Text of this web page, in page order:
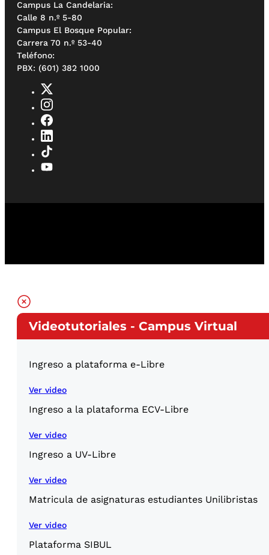
Campus La Candelaria:
Calle 8 n.º 5-80
Campus El Bosque Popular:
Carrera 70 n.º 53-40
Teléfono:
PBX: (601) 382 1000
Videotutoriales - Campus Virtual
Ingreso a plataforma e-Libre
Ver video
Ingreso a la plataforma ECV-Libre
Ver video
Ingreso a UV-Libre
Ver video
Matricula de asignaturas estudiantes Unilibristas
Ver video
Plataforma SIBUL